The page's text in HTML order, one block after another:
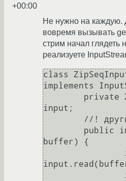
+00:00
Не нужно на каждую.
вовремя вызывать
стрим начал
реализуете
class
implements
input;
buffer) {